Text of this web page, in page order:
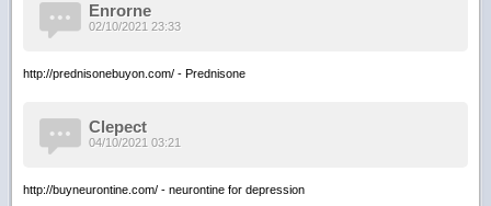
Enrorne
http://prednisonebuyon.com/ - Prednisone
02/10/2021 23:33
Clepect
http://buyneurontine.com/ - neurontine for depression
04/10/2021 03:21